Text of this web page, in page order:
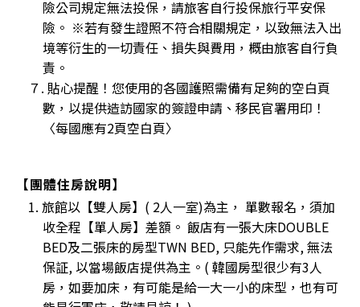
險公司規定無法投保，請旅客自行投保旅行平安保
險。 ※若有發生證照不符合相關規定，以致無法入出
境等衍生的一切責任、損失與費用，概由旅客自行負
責。
７. 貼心提醒！您使用的各國護照需備有足夠的空白頁
數，以提供造訪國家的簽證申請、移民官署用印！
〈每國應有2頁空白頁〉
【團體住房說明】
1. 旅館以【雙人房】( 2人一室)為主， 單數報名，須加
收全程【單人房】差額。 飯店有一張大床DOUBLE
BED及二張床的房型TWN BED, 只能先作需求, 無法
保証, 以當場飯店提供為主。( 韓國房型很少有3人
房，如要加床，有可能是給一大一小的床型，也有可